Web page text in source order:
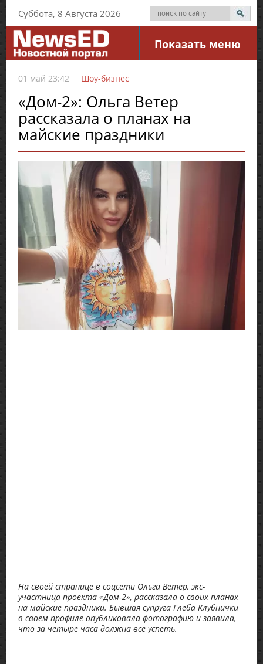
Суббота, 8 Августа 2026
Показать меню
01 май 23:42 Шоу-бизнес
«Дом-2»: Ольга Ветер
рассказала о планах на
майские праздники
На своей странице в соцсети Ольга Ветер, экс-
участница проекта «Дом-2», рассказала о своих планах
на майские праздники. Бывшая супруга Глеба Клубнички
в своем профиле опубликовала фотографию и заявила,
что за четыре часа должна все успеть.